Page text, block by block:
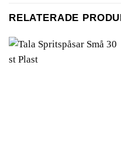
RELATERADE